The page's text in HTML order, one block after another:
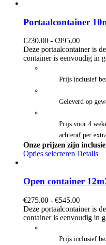
Portaalcontainer
€230.00 - €995.00
€230.00
tot
Deze portaalcontainer is
container is eenvoudig in
Prijs inclusief
Geleverd op
Prijs voor 4
achteraf per
Onze prijzen zijn
Opties selecteren Details
Open container
€275.00 - €545.00
€275.00
tot
Deze portaalcontainer is
container is eenvoudig in
Prijs inclusief